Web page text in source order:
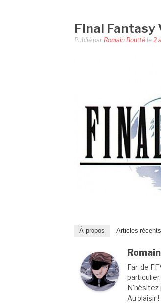
Final Fantasy
Publié par Romain Boutté le 2
À propos Articles récents
Fan de
N'hésitez
Au plaisir !